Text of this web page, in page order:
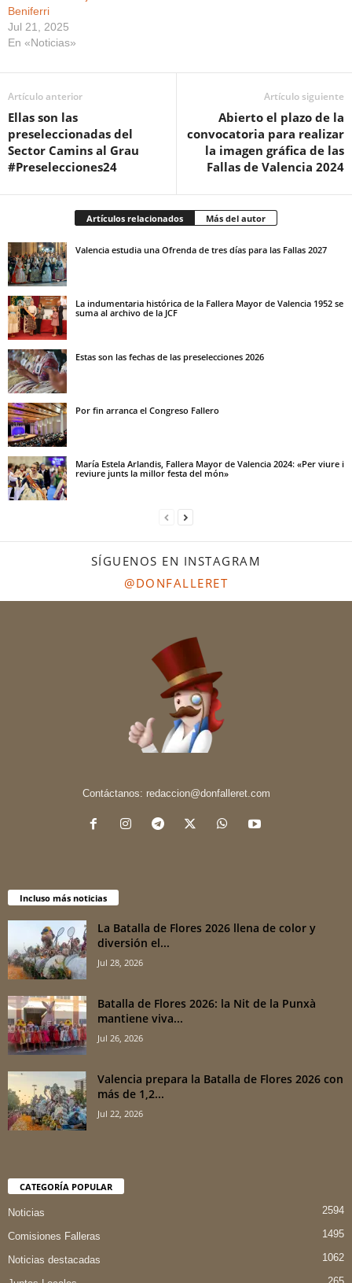
Beniferri
Jul 21, 2025
En «Noticias»
Artículo anterior
Ellas son las
preseleccionadas del
Sector Camins al Grau
#Preselecciones24
Artículo siguiente
Abierto el plazo de la
convocatoria para realizar
la imagen gráfica de las
Fallas de Valencia 2024
Artículos relacionados Más del autor
Valencia estudia una Ofrenda de tres días para las Fallas 2027
La indumentaria histórica de la Fallera Mayor de Valencia 1952 se
suma al archivo de la JCF
Estas son las fechas de las preselecciones 2026
Por fin arranca el Congreso Fallero
María Estela Arlandis, Fallera Mayor de Valencia 2024: «Per viure i
reviure junts la millor festa del món»
SÍGUENOS EN INSTAGRAM
@DONFALLERET
Contáctanos: redaccion@donfalleret.com
Incluso más noticias
La Batalla de Flores 2026 llena de color y
diversión el...
Jul 28, 2026
Batalla de Flores 2026: la Nit de la Punxà
mantiene viva...
Jul 26, 2026
Valencia prepara la Batalla de Flores 2026 con
más de 1,2...
Jul 22, 2026
CATEGORÍA POPULAR
Noticias 2594
Comisiones Falleras 1495
Noticias destacadas 1062